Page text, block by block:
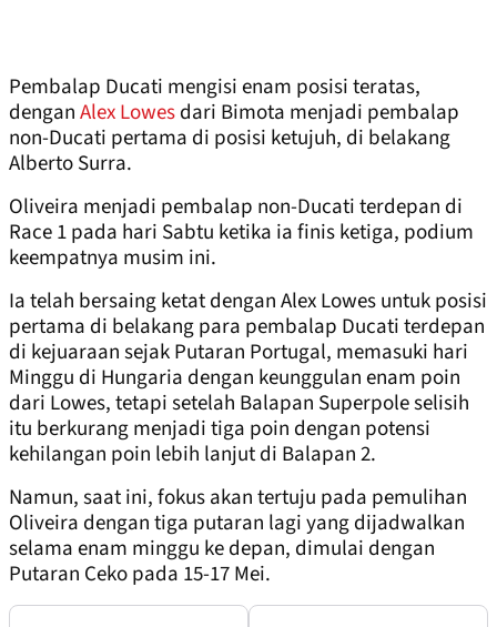
Pembalap Ducati mengisi enam posisi teratas,
denganAlex Lowesdari Bimota menjadi pembalap
non-Ducati pertama di posisi ketujuh, di belakang
Alberto Surra.
Oliveira menjadi pembalap non-Ducati terdepan di
Race 1 pada hari Sabtu ketika ia finis ketiga, podium
keempatnya musim ini.
Ia telah bersaing ketat dengan Alex Lowes untuk posisi
pertama di belakang para pembalap Ducati terdepan
di kejuaraan sejak Putaran Portugal, memasuki hari
Minggu di Hungaria dengan keunggulan enam poin
dari Lowes, tetapi setelah Balapan Superpole selisih
itu berkurang menjadi tiga poin dengan potensi
kehilangan poin lebih lanjut di Balapan 2.
Namun, saat ini, fokus akan tertuju pada pemulihan
Oliveira dengan tiga putaran lagi yang dijadwalkan
selama enam minggu ke depan, dimulai dengan
Putaran Ceko pada 15-17 Mei.